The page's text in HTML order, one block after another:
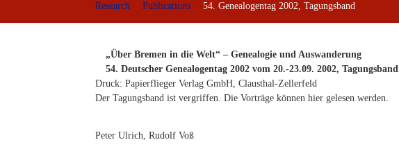
Research Publications 54. Genealogentag 2002, Tagungsband
„Über Bremen in die Welt“ – Genealogie und Auswanderung
54. Deutscher Genealogentag 2002 vom 20.-23.09. 2002, Tagungsband
Druck: Papierflieger Verlag GmbH, Clausthal-Zellerfeld
Der Tagungsband ist vergriffen. Die Vorträge können hier gelesen werden.
Peter Ulrich, Rudolf Voß